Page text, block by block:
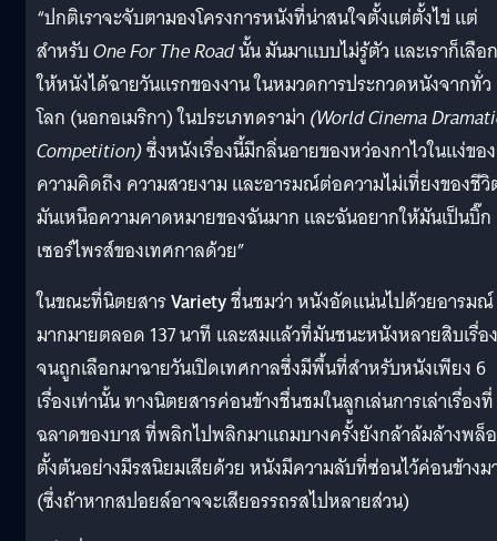
“ปกติเราจะจับตามองโครงการหนังที่น่าสนใจตั้งแต่ตั้งไข่ แต่
สำหรับOne For The Roadนั้น มันมาแบบไม่รู้ตัว และเราก็เลือก
ให้หนังได้ฉายวันแรกของงาน ในหมวดการประกวดหนังจากทั่ว
โลก (นอกอเมริกา) ในประเภทดราม่า (World Cinema
Competition)ซึ่งหนังเรื่องนี้มีกลิ่นอายของหว่องกาไวในแง่ของ
ความคิดถึง ความสวยงาม และอารมณ์ต่อความไม่เที่ยงของชี
มันเหนือความคาดหมายของฉันมาก และฉันอยากให้มันเป็นบิ๊ก
เซอร์ไพรส์ของเทศกาลด้วย”
ในขณะที่นิตยสารVarietyชื่นชมว่า หนังอัดแน่นไปด้วยอารมณ์
มากมายตลอด 137 นาที และสมแล้วที่มันชนะหนังหลายสิบเรื่อง
จนถูกเลือกมาฉายวันเปิดเทศกาลซึ่งมีพื้นที่สำหรับหนังเพียง 6
เรื่องเท่านั้น ทางนิตยสารค่อนข้างชื่นชมในลูกเล่นการเล่าเรื่องที่
ฉลาดของบาส ที่พลิกไปพลิกมาแถมบางครั้งยังกล้าล้มล้างพล็
ตั้งต้นอย่างมีรสนิยมเสียด้วย หนังมีความลับที่ซ่อนไว้ค่อนข้างม
(ซึ่งถ้าหากสปอยล์อาจจะเสียอรรถรสไปหลายส่วน)